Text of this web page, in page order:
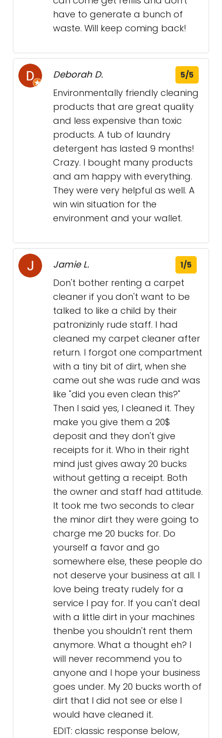
have to generate a bunch of
waste. Will keep coming back!
Deborah D. 5/5
Environmentally friendly cleaning
products that are great quality
and less expensive than toxic
products. A tub of laundry
detergent has lasted 9 months!
Crazy. I bought many products
and am happy with everything.
They were very helpful as well. A
win win situation for the
environment and your wallet.
Jamie L. 1/5
Don't bother renting a carpet
cleaner if you don't want to be
talked to like a child by their
patronizinly rude staff. I had
cleaned my carpet cleaner after
return. I forgot one compartment
with a tiny bit of dirt, when she
came out she was rude and was
like "did you even clean this?"
Then I said yes, I cleaned it. They
make you give them a 20$
deposit and they don't give
receipts for it. Who in their right
mind just gives away 20 bucks
without getting a receipt. Both
the owner and staff had attitude.
It took me two seconds to clear
the minor dirt they were going to
charge me 20 bucks for. Do
yourself a favor and go
somewhere else, these people do
not deserve your business at all. I
love being treaty rudely for a
service I pay for. If you can't deal
with a little dirt in your machines
thenbe you shouldn't rent them
anymore. What a thought eh? I
will never recommend you to
anyone and I hope your business
goes under. My 20 bucks worth of
dirt that I did not see or else I
would have cleaned it.
EDIT: classic response below,